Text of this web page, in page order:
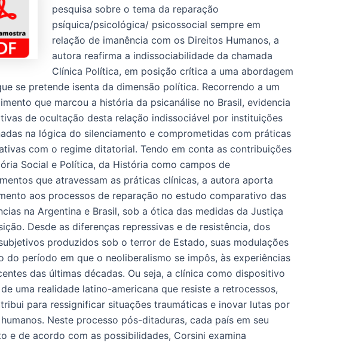
pesquisa sobre o tema da reparação
psíquica/psicológica/ psicossocial sempre em
relação de imanência com os Direitos Humanos, a
autora reafirma a indissociabilidade da chamada
Clínica Política, em posição crítica a uma abordagem
se pretende isenta da dimensão política. Recorrendo a um
que marcou a história da psicanálise no Brasil, evidencia
de ocultação desta relação indissociável por instituições
na lógica do silenciamento e comprometidas com práticas
com o regime ditatorial. Tendo em conta as contribuições
Social e Política, da História como campos de
que atravessam as práticas clínicas, a autora aporta
aos processos de reparação no estudo comparativo das
na Argentina e Brasil, sob a ótica das medidas da Justiça
Desde as diferenças repressivas e de resistência, dos
produzidos sob o terror de Estado, suas modulações
do período em que o neoliberalismo se impôs, às experiências
das últimas décadas. Ou seja, a clínica como dispositivo
uma realidade latino-americana que resiste a retrocessos,
para ressignificar situações traumáticas e inovar lutas por
Neste processo pós-ditaduras, cada país em seu
e de acordo com as possibilidades, Corsini examina